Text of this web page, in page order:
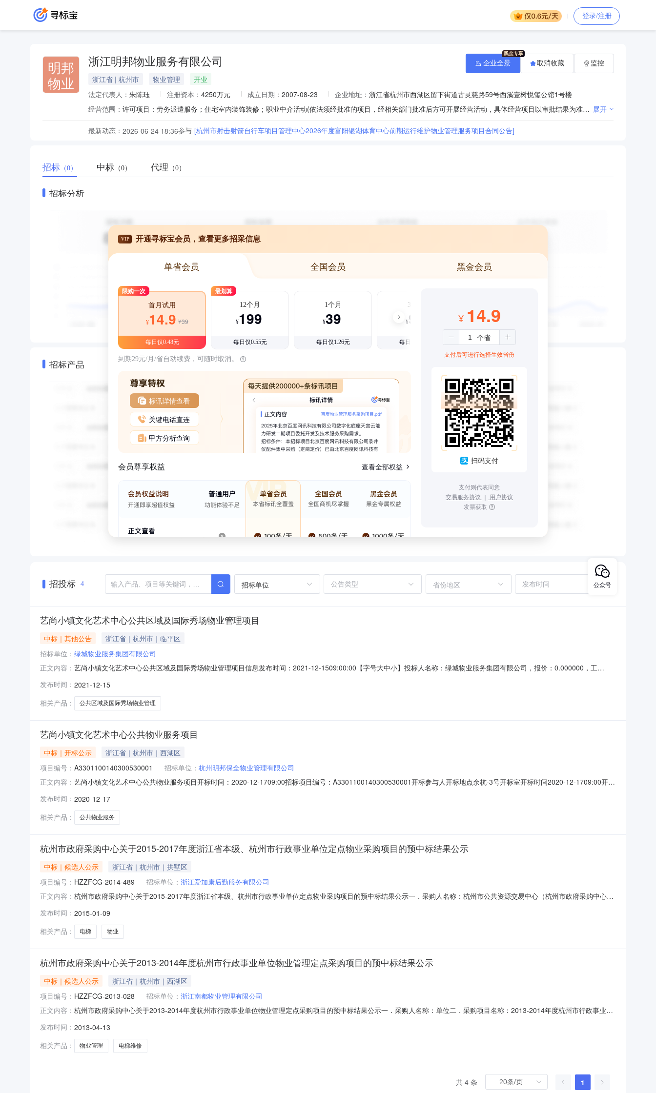
登录/注册
明邦
物业
浙江明邦物业服务有限公司
浙江省 | 杭州市 物业管理
开业
法定代表人： 朱陈珏 注册资本： 4250万元 成立日期： 2007-08-23 企业地址： 浙江省杭州市西湖区留下街道古灵慈路59号西溪壹树悦玺公馆1号楼
经营范围：
许可项目：劳务派遣服务；住宅室内装饰装修；职业中介活动(依法须经批准的项目，经相关部门批准后方可开展经营活动，具体经营项目以审批结果为准)。一般项目：物业管理；停车场服务；电气设备修理；汽车租赁；专业保洁、清洗、消毒服务；软件开发；人工智能行业应用系统集成服务；智能控制系统集成；信息系统集成服务；安防设备销售；安全系统监控服务；安全咨询服务；物联网应用服务；物联网技术服务；消防器材销售；餐饮管理；商业综合体管理服务；家政服务；酒店管理；日用品销售；工程管理服务；园林绿化工程施工；城市绿化管理；住房租赁；非居住房地产租赁；通讯设备销售；通讯设备修理；服装服饰零售；会议及展览服务；日用品出租；运行效能评估服务；技术服务、技术开发、技术咨询、技术交流、技术转让、技术推广；节能管理服务；环保咨询服务；人力资源服务（不含职业中介活动、劳务派遣服务）(除依法须经批准的项目外，凭营业执照依法自主开展经营活动)。 展开
最新动态： 2026-06-24 18:36参与 [杭州市射击射箭自行车项目管理中心2026年度富阳银湖体育中心前期运行维护物业管理服务项目合同公告]
企业全景 取消收藏 监控
招标 （0） 中标 （0） 代理 （0）
招标分析
招标产品
VIP 开通寻标宝会员，查看更多招采信息
单省会员 全国会员 黑金会员
限购一次
首月试用
¥14.9 ¥39
每日仅0.48元
最划算
12个月
¥199
每日仅0.55元
1个月
¥39
每日仅1.26元
3个月
¥99
每日仅1.08元
到期29元/月/省自动续费，可随时取消。
标讯详情查看
关键电话直连
甲方分析查询
会员尊享权益 查看全部权益
¥ 14.9
支付后可进行选择生效省份
扫码支付
支付则代表同意
交易服务协议 ｜ 用户协议
发票获取
招投标 4 招标单位 省份地区
艺尚小镇文化艺术中心公共区域及国际秀场物业管理项目
中标｜其他公告
浙江省｜杭州市｜临平区
招标单位： 绿城物业服务集团有限公司
正文内容： 艺尚小镇文化艺术中心公共区域及国际秀场物业管理项目信息发布时间：2021-12-1509:00:00【字号大中小】投标人名称：绿城物业服务集团有限公司，报价：0.000000，工
2021/12/15；投标人名称：上海浦江物业有限公司，报价：0.000000，工期：，投标保证金额：0，投标文件递交时间：2021/12/15；投标人名称：浙江明邦物业服
发布时间： 2021-12-15
相关产品：
公共区域及国际秀场物业管理
艺尚小镇文化艺术中心公共物业服务项目
中标｜开标公示
浙江省｜杭州市｜西湖区
项目编号： A3301100140300530001 招标单位： 杭州明邦保全物业管理有限公司
正文内容： 艺尚小镇文化艺术中心公共物业服务项目开标时间：2020-12-1709:00招标项目编号：A3301100140300530001开标参与人开标地点余杭-3号开标室开标时间2020-12-1709:00开标
司，报价：0.000000，工期：，投标保证金额：0，投标文件递交时间：2020/12/17；投标人名称：浙江港湾物业服务有限公司，报价：0
发布时间： 2020-12-17
相关产品：
公共物业服务
杭州市政府采购中心关于2015-2017年度浙江省本级、杭州市行政事业单位定点物业采购项目的预中标结果公示
中标｜候选人公示
浙江省｜杭州市｜拱墅区
项目编号： HZZFCG-2014-489 招标单位： 浙江爱加康后勤服务有限公司
正文内容： 杭州市政府采购中心关于2015-2017年度浙江省本级、杭州市行政事业单位定点物业采购项目的预中标结果公示一．采购人名称：杭州市公共资源交易中心（杭州市政府采购中心）
公开招标六．采购公告发布日期：2014年12月10日七．预中标结果：单位：元序号公司名称办公楼建筑面积规模≤5000㎡办公楼建筑面积规模＞5000㎡≤15000㎡办公楼建筑面积
发布时间： 2015-01-09
相关产品：
电梯 物业
杭州市政府采购中心关于2013-2014年度杭州市行政事业单位物业管理定点采购项目的预中标结果公示
中标｜候选人公示
浙江省｜杭州市｜西湖区
项目编号： HZZFCG-2013-028 招标单位： 浙江南都物业管理有限公司
正文内容： 杭州市政府采购中心关于2013-2014年度杭州市行政事业单位物业管理定点采购项目的预中标结果公示一．采购人名称：单位二．采购项目名称：2013-2014年度杭州市行政事业单
果：序号物业公司名称七项物业基础报价（元/平方米.年）电梯维修报价（元/梯.年）1浙江南都物业管理有限公司70200002杭州五洋公共服务有限公司69.06160003浙江
发布时间： 2013-04-13
相关产品：
物业管理 电梯维修
共 4 条 1
公众号